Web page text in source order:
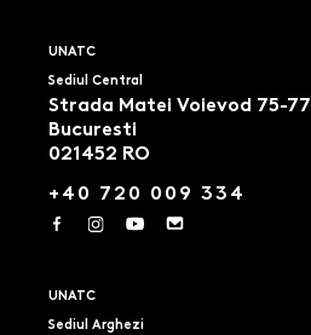
UNATC
Sediul Central
Strada Matei Voievod 75-77
Bucuresti
021452 RO
+40 720 009 334
UNATC
Sediul Arghezi